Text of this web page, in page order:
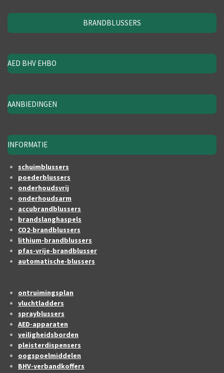
BRANDBLUSSERS
AED BHV EHBO
AANBIEDINGEN
INFORMATIE
schuimblussers
poederblussers
onderhoudsvrij
onderhoudsarm
accubrandblussers
brandslanghaspels
CO2-brandblussers
lithium-brandblussers
pfas-vrije-brandblusser
automatische-blussers
ontruimingsplan
vluchtladders
sprayblussers
AED-apparaten
veiligheidsborden
pleisterdispensers
oogspoelmiddelen
BHV-verbandkoffers